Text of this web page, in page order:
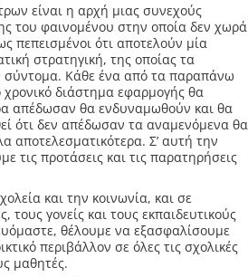
είναι η αρχή μιας συνεχούς
του φαινομένου στην οποία δεν χωρά
πεπεισμένοι ότι αποτελούν μία
στρατηγική, της οποίας τα
Κάθε ένα από τα παραπάνω
διάστημα εφαρμογής θα
απέδωσαν θα ενδυναμωθούν και θα
ότι δεν απέδωσαν τα αναμενόμενα θα
αποτελεσματικότερα. Σ’ αυτή την
τις προτάσεις και τις παρατηρήσεις
και την κοινωνία, και σε
γονείς και τους εκπαιδευτικούς
θέλουμε να εξασφαλίσουμε
περιβάλλον σε όλες τις σχολικές
μαθητές.